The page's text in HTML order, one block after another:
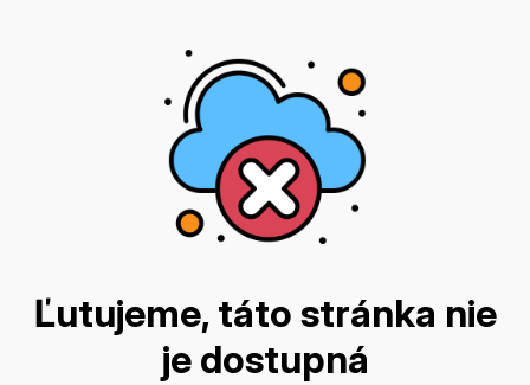
Ľutujeme, táto stránka nie
je dostupná